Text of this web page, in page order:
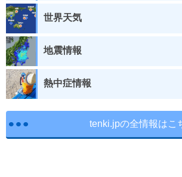
世界天気
地震情報
熱中症情報
tenki.jpの全情報はこ